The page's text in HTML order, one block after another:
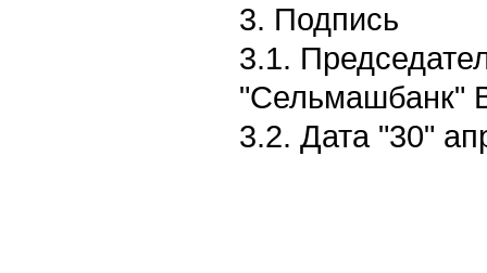
3. Подпись
3.1.
"Сельмашбанк"
3.2. Дата "30"